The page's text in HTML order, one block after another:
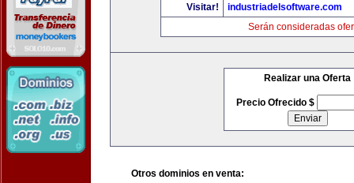
Visitar!
industriadelsoftware.com
Serán consideradas
Realizar una Oferta
Precio Ofrecido $
Otros dominios en venta: